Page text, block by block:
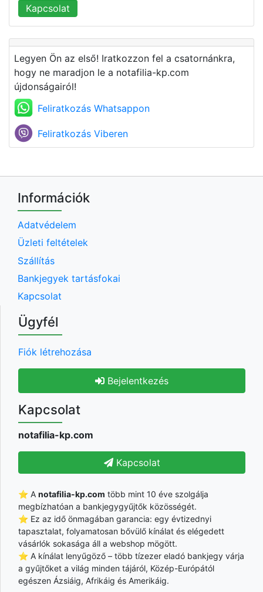
Kapcsolat
Legyen Ön az első! Iratkozzon fel a csatornánkra,
hogy ne maradjon le a notafilia-kp.com
újdonságairól!
Feliratkozás Whatsappon
Feliratkozás Viberen
Információk
Adatvédelem
Üzleti feltételek
Szállítás
Bankjegyek tartásfokai
Kapcsolat
Ügyfél
Fiók létrehozása
Bejelentkezés
Kapcsolat
notafilia-kp.com
Kapcsolat
⭐ A notafilia-kp.com több mint 10 éve szolgálja
megbízhatóan a bankjegygyűjtők közösségét.
⭐ Ez az idő önmagában garancia: egy évtizednyi
tapasztalat, folyamatosan bővülő kínálat és elégedett
vásárlók sokasága áll a webshop mögött.
⭐ A kínálat lenyűgöző – több tízezer eladó bankjegy várja
a gyűjtőket a világ minden tájáról, Közép-Európától
egészen Ázsiáig, Afrikáig és Amerikáig.